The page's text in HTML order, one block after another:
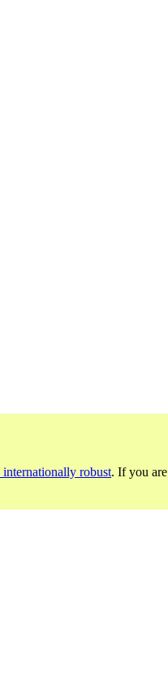
robust. If you are